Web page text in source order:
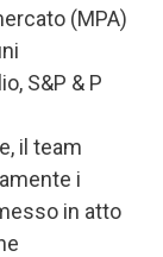
(MPA)
S&P & P
il team
i
in atto